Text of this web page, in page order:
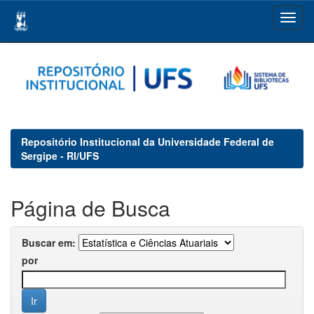
navigation
Repositório Institucional da Universidade Federal de
Sergipe - RI/UFS
Página de Busca
Buscar em:
por